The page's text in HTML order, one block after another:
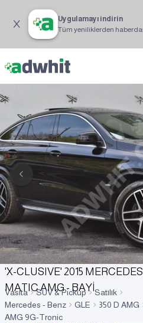
Uygulamayı indirin
Tüm yeniliklerden
'X-CLUSIVE' 2015
MATIC AMG - BAYİ
Vasıta SUV & Pickup
Satılık
Mercedes - Benz
GLE 350 D AMG
AMG 9G-Tronic